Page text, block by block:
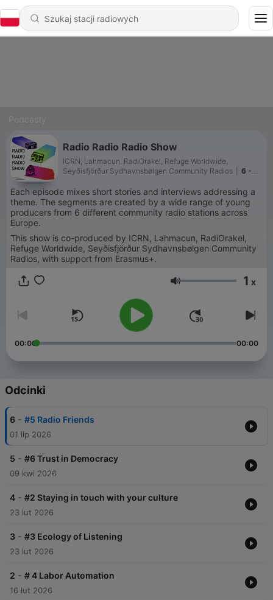
Radio Radio Radio Show
ICRN, Lahmacun, RadiOrakel, Refuge Worldwide,
Seyðisfjörður Sydhavnsbølgen Community Radios
6 -
Each episode mixes short stories and interviews addressing a
theme. The segments are created by a wide range of young
producers from 6 different community radio stations across
Europe.
This show is co-produced by ICRN, Lahmacun, RadiOrakel,
Refuge Worldwide, Seyðisfjörður Sydhavnsbølgen Community
Radios, with support from Erasmus+.
Głośność 1 x
00:00 00:00
Odcinki
6 - #5 Radio Friends
01 lip 2026
5 - #6 Trust in Democracy
09 kwi 2026
4 - #2 Staying in touch with your culture
23 lut 2026
3 - #3 Ecology of Listening
23 lut 2026
2 - # 4 Labor Automation
16 lut 2026